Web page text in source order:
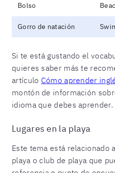
Bolso
Gorro de natación
Si te está gustando el
quieres saber más te
artículo Cómo aprender
montón de información
idioma que debes aprender.
Lugares en la playa
Este tema está relacionado
playa o club de playa que